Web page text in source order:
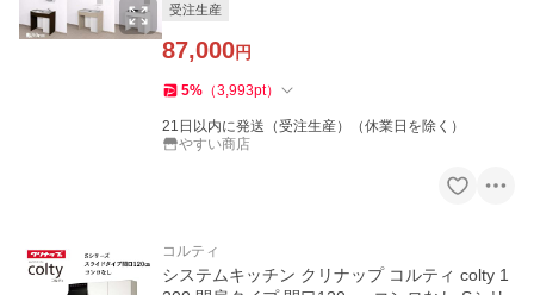
受注生産
87,000円
5% （3,993pt）
21日以内に発送（受注生産）（休業日を除く）
やすい商店
コルティ
システムキッチン クリナップ コルティ colty 1